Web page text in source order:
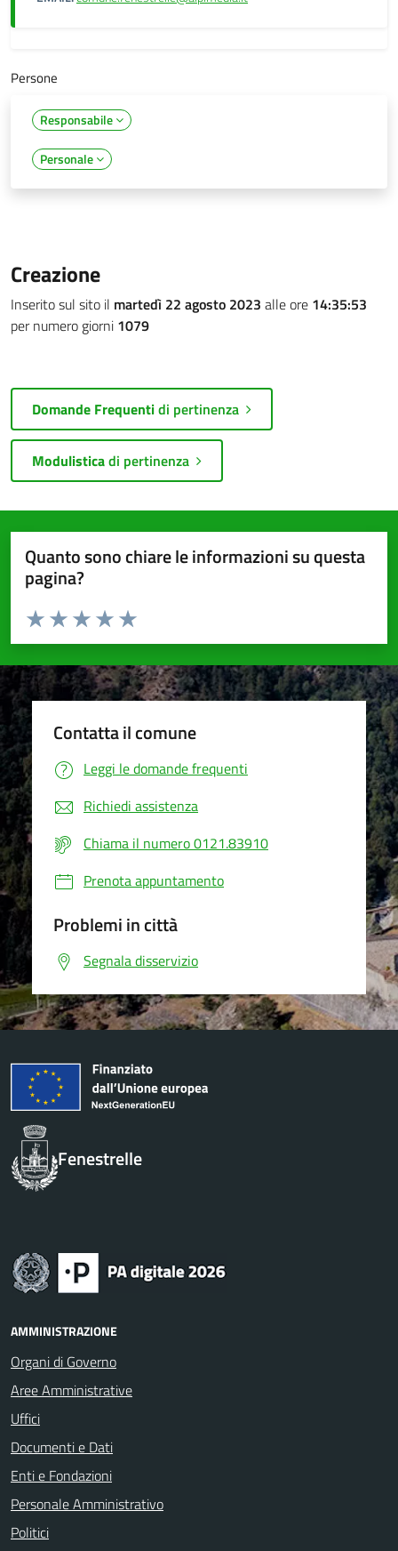
Persone
Responsabile
Personale
Creazione
Inserito sul sito il martedì 22 agosto 2023 alle ore 14:35:53
per numero giorni 1079
Domande Frequentidi pertinenza
Modulisticadi pertinenza
Quanto sono chiare le informazioni su questa
pagina?
Valuta da 1 a 5 stelle la pagina
Valuta 5 stelle su 5
Valuta 4 stelle su 5
Valuta 3 stelle su 5
Valuta 2 stelle su 5
Valuta 1 stelle su 5
Contatta il comune
Leggi le domande frequenti
Richiedi assistenza
Chiama il numero 0121.83910
Prenota appuntamento
Problemi in città
Segnala disservizio
Fenestrelle
AMMINISTRAZIONE
Organi di Governo
Aree Amministrative
Uffici
Documenti e Dati
Enti e Fondazioni
Personale Amministrativo
Politici